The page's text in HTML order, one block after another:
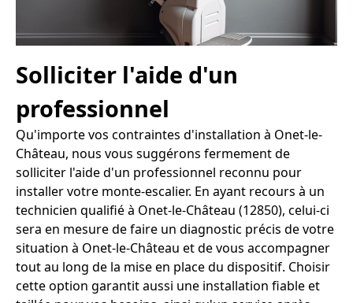
Solliciter l'aide d'un
professionnel
Qu'importe vos contraintes d'installation à Onet-le-
Château, nous vous suggérons fermement de
solliciter l'aide d'un professionnel reconnu pour
installer votre monte-escalier. En ayant recours à un
technicien qualifié à Onet-le-Château (12850), celui-ci
sera en mesure de faire un diagnostic précis de votre
situation à Onet-le-Château et de vous accompagner
tout au long de la mise en place du dispositif. Choisir
cette option garantit aussi une installation fiable et